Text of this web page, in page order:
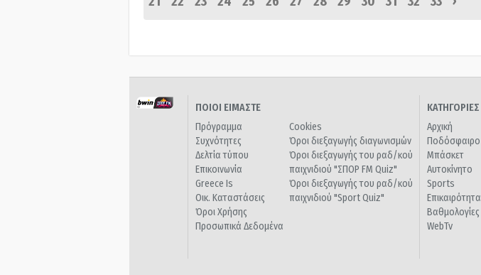
ΠΟΙΟΙ ΕΙΜΑΣΤΕ
Πρόγραμμα
Συχνότητες
Δελτία τύπου
Επικοινωνία
Greece Is
Οικ. Καταστάσεις
Όροι Χρήσης
Προσωπικά Δεδομένα
Cookies
Όροι διεξαγωγής διαγωνισμών
Όροι διεξαγωγής του ραδ/κού
παιχνιδιού "ΣΠΟΡ FM Quiz"
Όροι διεξαγωγής του ραδ/κού
παιχνιδιού "Sport Quiz"
ΚΑΤΗΓΟΡΙΕΣ
Αρχική
Ποδόσφαιρο
Μπάσκετ
Αυτοκίνητο
Sports
Επικαιρότητα
Βαθμολογίες
WebTv